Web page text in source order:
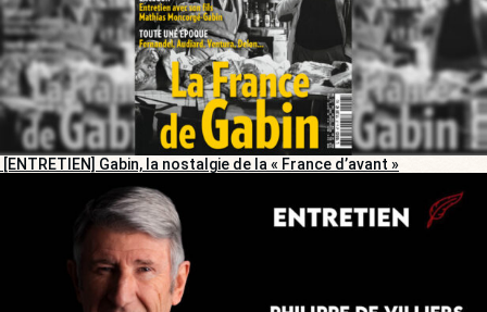
[ENTRETIEN] Gabin, la nostalgie de la « France d’avant »